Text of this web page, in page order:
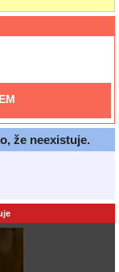
že neexistuje.